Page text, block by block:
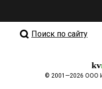
Поиск по сайту
kv
© 2001—2026 ООО